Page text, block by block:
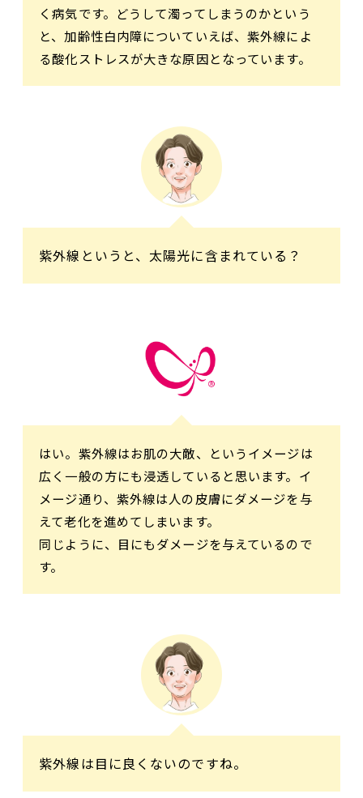
く病気です。どうして濁ってしまうのかという
と、加齢性白内障についていえば、紫外線によ
る酸化ストレスが大きな原因となっています。
紫外線というと、太陽光に含まれている？
はい。紫外線はお肌の大敵、というイメージは
広く一般の方にも浸透していると思います。イ
メージ通り、紫外線は人の皮膚にダメージを与
えて老化を進めてしまいます。
同じように、目にもダメージを与えているので
す。
紫外線は目に良くないのですね。